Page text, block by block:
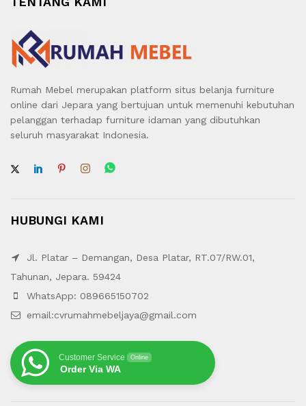
Rumah Mebel merupakan platform situs belanja furniture
online dari Jepara yang bertujuan untuk memenuhi kebutuhan
pelanggan terhadap furniture idaman yang dibutuhkan
seluruh masyarakat Indonesia.
HUBUNGI KAMI
Jl. Platar – Demangan, Desa Platar, RT.07/RW.01,
Tahunan, Jepara. 59424
WhatsApp: 089665150702
email:cvrumahmebeljaya@gmail.com
Customer Service Online
Order Via WA